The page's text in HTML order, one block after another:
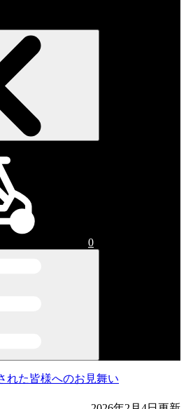
0
れた皆様へのお見舞い